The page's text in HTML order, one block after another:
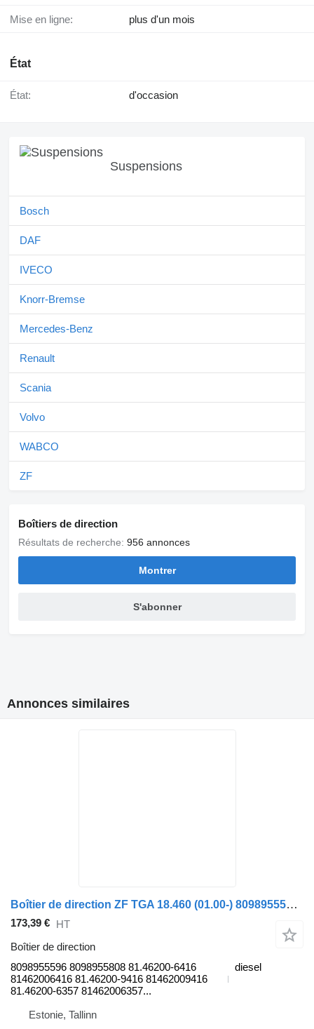
Mise en ligne: plus d'un mois
État
État: d'occasion
Suspensions
Bosch
DAF
IVECO
Knorr-Bremse
Mercedes-Benz
Renault
Scania
Volvo
WABCO
ZF
Boîtiers de direction
Résultats de recherche: 956 annonces
Montrer
S'abonner
Annonces similaires
Boîtier de direction ZF TGA 18.460 (01.00-) 8098955596 pour tracteur routier MAN 4-series, TGA (1993-2009)
173,39 € HT
Boîtier de direction
8098955596 8098955808 81.46200-6416
81462006416 81.46200-9416 81462009416
81.46200-6357 81462006357...
diesel
Estonie, Tallinn